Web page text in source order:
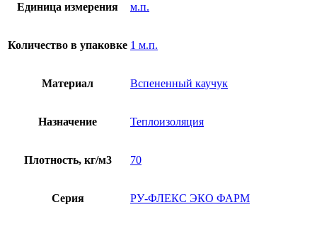
Единица измерения м.п.
Количество в упаковке 1 м.п.
Материал Вспененный каучук
Назначение Теплоизоляция
Плотность, кг/м3 70
Серия РУ-ФЛЕКС ЭКО ФАРМ